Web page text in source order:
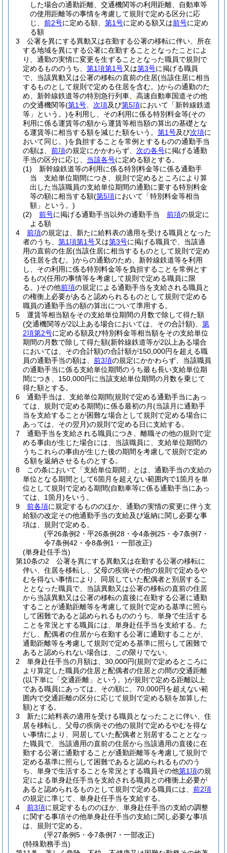
した場合の通勤距離、交通機関等の利用距離、自動車等
の使用距離等の事情を考慮して規則で定める区分に応
じ、 前2号に定める額、 第1号に定める額又は前号に定め
る額
3
公署を異にする異動又は在勤する公署の移転に伴い、所在
する地域を異にする公署に在勤することとなったことによ
り、通勤の実情に変更を生ずることとなった職員で規則で
定めるもののうち、 第1項第1号又は第3号に掲げる職員
で、当該異動又は公署の移転の直前の住居(当該住居に相当
するものとして規則で定める住居を含む。)からの通勤のた
め、新幹線鉄道等の特別急行列車、高速自動車国道その他
の交通機関等(第1号 次項及び第5項において「新幹線鉄道
等」という。)を利用し、その利用に係る特別料金等(その
利用に係る運賃等の額から運賃等相当額の算出の基礎とな
る運賃等に相当する額を減じた額をいう。 第1号及び次項に
おいて同じ。)を負担することを常例とするものの通勤手当
の額は、 前項の規定にかかわらず、 次の各号に掲げる通勤
手当の区分に応じ、 当該各号に定める額とする。
(1)
新幹線鉄道等の利用に係る特別料金等に係る通勤手
当 支給単位期間につき、規則で定めるところにより算
出した当該職員の支給単位期間の通勤に要する特別料金
等の額に相当する額(第5項において「特別料金等相当
額」という。)
(2)
前号に掲げる通勤手当以外の通勤手当 前項の規定に
よる額
4
前項の規定は、新たに給料表の適用を受ける職員となった
者のうち、 第1項第1号又は第3号に掲げる職員で、当該適
用の直前の住居(当該住居に相当するものとして規則で定め
る住居を含む。)からの通勤のため、新幹線鉄道等を利用
し、その利用に係る特別料金等を負担することを常例とす
るもの(任用の事情等を考慮して規則で定める職員に限
る。)その他前項の規定による通勤手当を支給される職員と
の権衡上必要があると認められるものとして規則で定める
職員の通勤手当の額の算出について準用する。
5
運賃等相当額をその支給単位期間の月数で除して得た額
(交通機関等が2以上ある場合においては、その合計額)
第
2項第2号に定める額及び特別料金等相当額をその支給単位
期間の月数で除して得た額(新幹線鉄道等が2以上ある場合
においては、その合計額)の合計額が150,000円を超える職
員の通勤手当の額は、 前3項の規定にかかわらず、当該職員
の通勤手当に係る支給単位期間のうち最も長い支給単位期
間につき、150,000円に当該支給単位期間の月数を乗じて
得た額とする。
6
通勤手当は、支給単位期間(規則で定める通勤手当にあっ
ては、規則で定める期間)に係る最初の月(当該月に通勤手
当を支給することが困難な場合として規則で定める場合に
あっては、その翌月)の規則で定める日に支給する。
7
通勤手当を支給される職員につき、離職その他の規則で定
める事由が生じた場合には、当該職員に、支給単位期間の
うちこれらの事由が生じた後の期間を考慮して規則で定め
る額を返納させるものとする。
8
この条において「支給単位期間」とは、通勤手当の支給の
単位となる期間として6箇月を超えない範囲内で1箇月を単
位として規則で定める期間(自動車等に係る通勤手当にあっ
ては、1箇月)をいう。
9
前各項に規定するもののほか、通勤の実情の変更に伴う支
給額の改定その他通勤手当の支給及び返納に関し必要な事
項は、規則で定める。
(平26条例2・平26条例28・令4条例25・令7条例7・
令7条例42・令8条例1・一部改正)
(単身赴任手当)
第10条の2
公署を異にする異動又は在勤する公署の移転に
伴い、住居を移転し、父母の疾病その他の規則で定めるや
むを得ない事情により、同居していた配偶者と別居するこ
ととなった職員で、当該異動又は公署の移転の直前の住居
から当該異動又は公署の移転の直後に在勤する公署に通勤
することが通勤距離等を考慮して規則で定める基準に照ら
して困難であると認められるもののうち、単身で生活する
ことを常況とする職員には、単身赴任手当を支給する。 た
だし、配偶者の住居から在勤する公署に通勤することが、
通勤距離等を考慮して規則で定める基準に照らして困難で
あると認められない場合は、この限りでない。
2
単身赴任手当の月額は、30,000円(規則で定めるところに
より算定した職員の住居と配偶者の住居との間の交通距離
(以下単に「交通距離」という。)が規則で定める距離以上
である職員にあっては、その額に、70,000円を超えない範
囲内で交通距離の区分に応じて規則で定める額を加算した
額)とする。
3
新たに給料表の適用を受ける職員となったことに伴い、住
居を移転し、父母の疾病その他の規則で定めるやむを得な
い事情により、同居していた配偶者と別居することとなっ
た職員で、当該適用の直前の住居から当該適用の直後に在
勤する公署に通勤することが通勤距離等を考慮して規則で
定める基準に照らして困難であると認められるもののう
ち、単身で生活することを常況とする職員その他第1項の規
定による単身赴任手当を支給される職員との権衡上必要が
あると認められるものとして規則で定める職員には、 前2項
の規定に準じて、単身赴任手当を支給する。
4
前3項に規定するもののほか、単身赴任手当の支給の調整
に関する事項その他単身赴任手当の支給に関し必要な事項
は、規則で定める。
(平27条例5・令7条例7・一部改正)
(特殊勤務手当)